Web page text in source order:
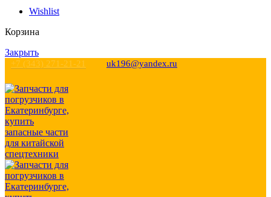
Wishlist
Корзина
Закрыть
+7 (343) 271-21-21 uk196@yandex.ru